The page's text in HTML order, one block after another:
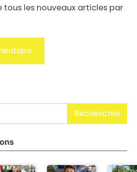
tous les nouveaux articles par
Rechercher